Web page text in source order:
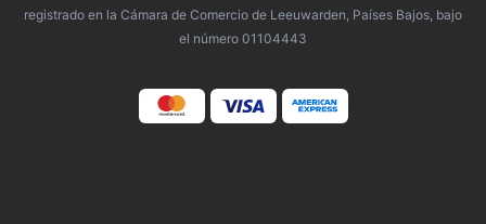
registrado en la Cámara de Comercio de Leeuwarden, Países Bajos, bajo
el número 01104443